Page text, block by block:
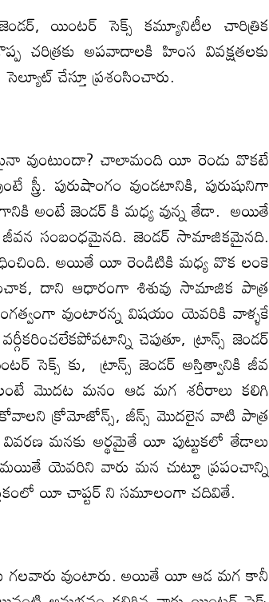
యింటర్ సెక్స్ కమ్యూనిటీల చారిత్రిక
చరిత్రకు అపవాదాలకి హింస వివక్షతలకు
చేస్తూ ప్రశంసించారు.
వుంటుందా? చాలామంది యీ రెండు వొకటే
స్త్రీ. పురుషాంగం వుండటానికి, పురుషునిగా
అంటే జెండర్ కి మధ్య వున్న తేడా. అయితే
సంబంధమైనది. జెండర్ సామాజికమైనది.
అయితే యీ రెండిటికి మధ్య వొక లంకె
దాని ఆధారంగా శిశువు సామాజిక పాత్ర
వుంటారన్న విషయం యెవరికి వాళ్ళకే
చెపుతూ, ట్రాన్స్ జెండర్
సెక్స్ కు, ట్రాన్స్ జెండర్ అస్తిత్వానికి జీవ
మొదట మనం ఆడ మగ శరీరాలు కలిగి
క్రోమోజోన్స్, జీన్స్ మొదలైన వాటి పాత్ర
మనకు అర్థమైతే యీ పుట్టుకలో తేడాలు
యెవరిని వారు మన చుట్టూ ప్రపంచాన్ని
యీ చాప్టర్ ని సమూలంగా చదివితే.
గలవారు వుంటారు. అయితే యీ ఆడ మగ కానీ